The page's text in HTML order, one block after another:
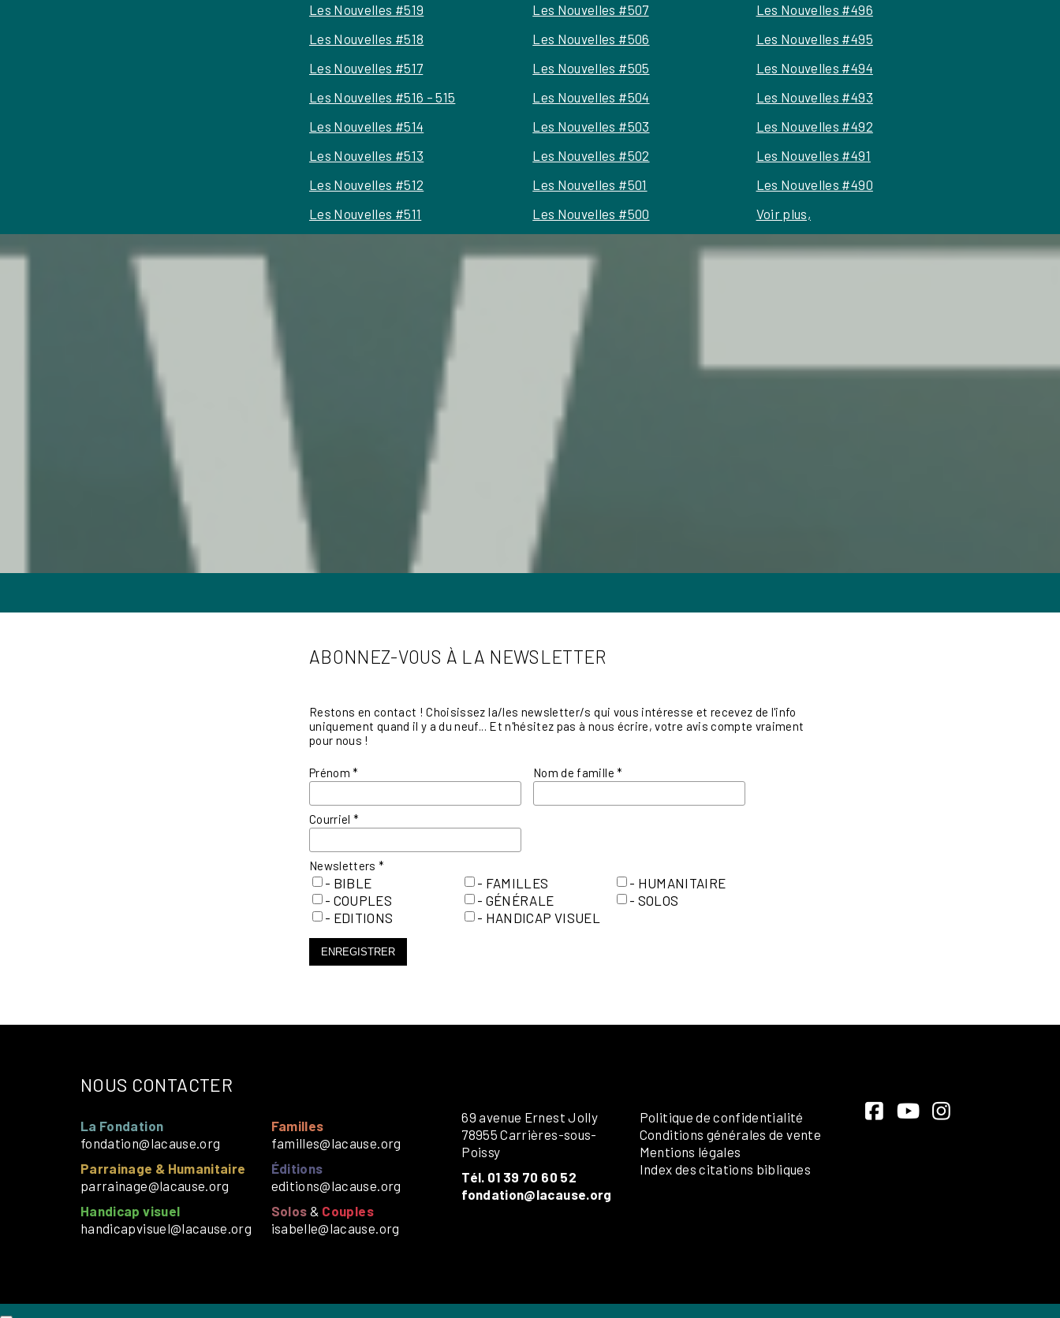
Les Nouvelles #519
Les Nouvelles #518
Les Nouvelles #517
Les Nouvelles #516 – 515
Les Nouvelles #514
Les Nouvelles #513
Les Nouvelles #512
Les Nouvelles #511
Les Nouvelles #507
Les Nouvelles #506
Les Nouvelles #505
Les Nouvelles #504
Les Nouvelles #503
Les Nouvelles #502
Les Nouvelles #501
Les Nouvelles #500
Les Nouvelles #496
Les Nouvelles #495
Les Nouvelles #494
Les Nouvelles #493
Les Nouvelles #492
Les Nouvelles #491
Les Nouvelles #490
Voir plus,
ABONNEZ-VOUS À LA NEWSLETTER
Restons en contact ! Choisissez la/les newsletter/s qui vous intéresse et recevez de l'info
uniquement quand il y a du neuf... Et n'hésitez pas à nous écrire, votre avis compte vraiment
pour nous !
Prénom* Nom de famille*
Courriel*
Newsletters*
- BIBLE
- COUPLES
- EDITIONS
- FAMILLES
- GÉNÉRALE
- HANDICAP VISUEL
- HUMANITAIRE
- SOLOS
ENREGISTRER
NOUS CONTACTER
La Fondation
fondation@lacause.org
Parrainage & Humanitaire
parrainage@lacause.org
Handicap visuel
handicapvisuel@lacause.org
Familles
familles@lacause.org
Éditions
editions@lacause.org
Solos & Couples
isabelle@lacause.org
69 avenue Ernest Jolly
78955 Carrières-sous-
Poissy
Tél. 01 39 70 60 52
fondation@lacause.org
Politique de confidentialité
Conditions générales de vente
Mentions légales
Index des citations bibliques